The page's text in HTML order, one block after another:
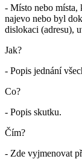
- Místo nebo místa,
najevo nebo byl
dislokaci (adresu),
Jak?
- Popis jednání
Co?
- Popis skutku.
Čím?
- Zde vyjmenovat